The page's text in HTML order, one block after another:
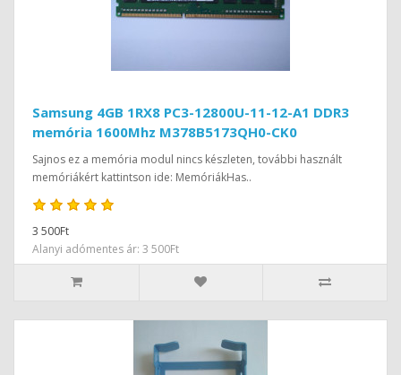
Samsung 4GB 1RX8 PC3-12800U-11-12-A1 DDR3
memória 1600Mhz M378B5173QH0-CK0
Sajnos ez a memória modul nincs készleten, további használt
memóriákért kattintson ide: MemóriákHas..
3 500Ft
Alanyi adómentes ár: 3 500Ft